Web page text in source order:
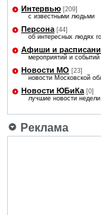
Интервью [209]
с известными людьми
Персона [44]
об интересных людях
Афиши и
мероприятий и событий
Новости МО [23]
новости Московской
Новости ЮБиКа [0]
лучшие новости недели
Реклама